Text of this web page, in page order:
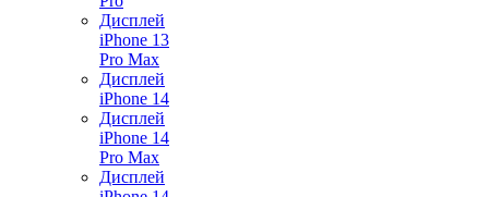
Дисплей
iPhone 13
Pro Max
Дисплей
iPhone 14
Дисплей
iPhone 14
Pro Max
Дисплей